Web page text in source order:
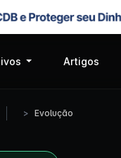
Artigos
Evolução